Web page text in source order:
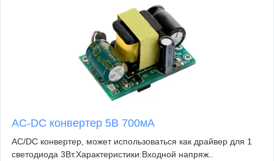
AC-DC конвертер 5В 700мА
AC/DC конвертер, может использоваться как драйвер для 1
светодиода 3Вт.Характеристики:Входной напряж..